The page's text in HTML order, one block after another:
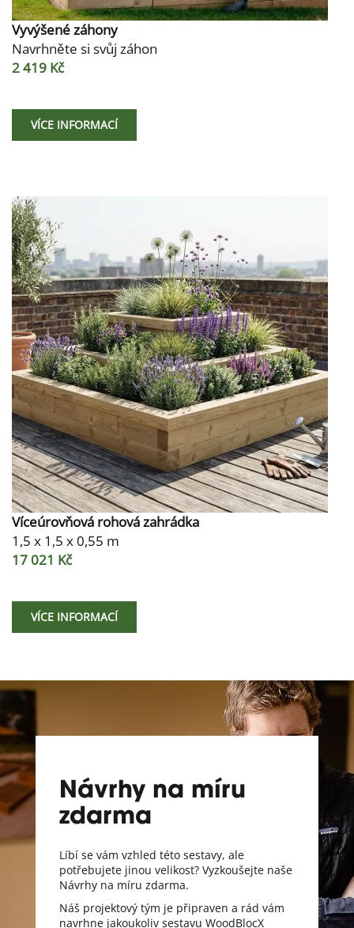
Vyvýšené záhony
Navrhněte si svůj záhon
2 419 Kč
VÍCE INFORMACÍ
Víceúrovňová rohová zahrádka
1,5 x 1,5 x 0,55 m
17 021 Kč
VÍCE INFORMACÍ
Návrhy na míru
zdarma
Líbí se vám vzhled této sestavy, ale
potřebujete jinou velikost? Vyzkoušejte naše
Návrhy na míru zdarma.
Náš projektový tým je připraven a rád vám
navrhne jakoukoliv sestavu WoodBlocX